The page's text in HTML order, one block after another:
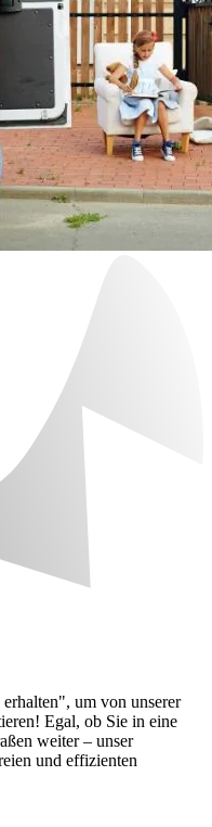
um von unserer
Egal, ob Sie in eine
weiter – unser
und effizienten